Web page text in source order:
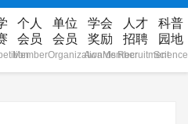
个人
会员
Member
单位
会员
OrganizationMember
学会
奖励
Awards
人才
招聘
Recruitment
科普
园地
Science